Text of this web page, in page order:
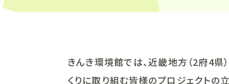
きんき環境館では、近畿地方（2府4
くりに取り組む皆様のプロジェクトの